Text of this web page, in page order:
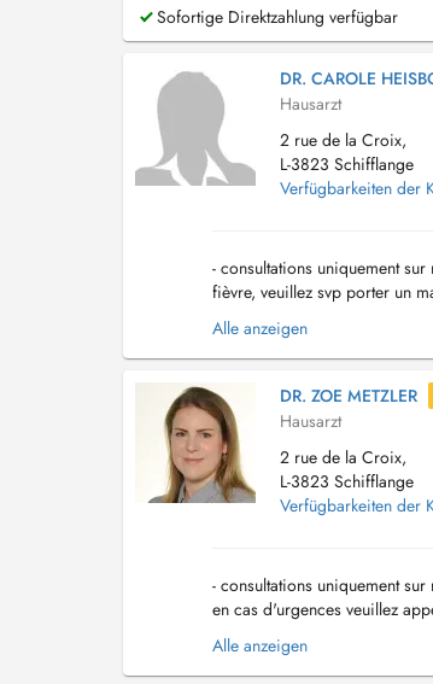
Sofortige Direktzahlung verfügbar
DR. CAROLE
Hausarzt
2 rue de la Croix,
L-3823 Schifflange
Verfügbarkeiten der
- consultations uniquement
fièvre, veuillez svp porter un
Vereinbarung - Im Falle eines
Alle anzeigen
DR. ZOE METZLER
Hausarzt
2 rue de la Croix,
L-3823 Schifflange
Verfügbarkeiten der
- consultations uniquement
en cas d'urgences veuillez
les rendez-vous non respectés
Alle anzeigen